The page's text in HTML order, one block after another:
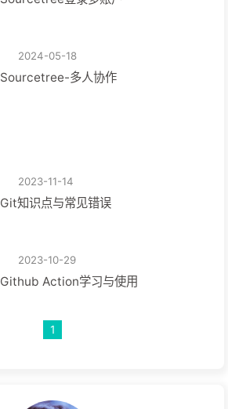
2024-05-18
Sourcetree-多人协作
2023-11-14
Git知识点与常见错误
2023-10-29
Github Action学习与使用
1